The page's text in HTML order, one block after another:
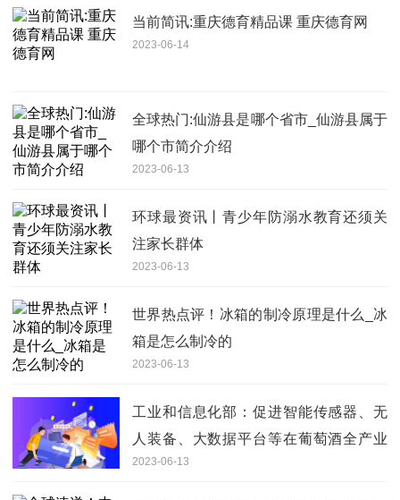
当前简讯:重庆德育精品课 重庆德育网
2023-06-14
全球热门:仙游县是哪个省市_仙游县属于
哪个市简介介绍
2023-06-13
环球最资讯丨青少年防溺水教育还须关
注家长群体
2023-06-13
世界热点评！冰箱的制冷原理是什么_冰
箱是怎么制冷的
2023-06-13
工业和信息化部：促进智能传感器、无
人装备、大数据平台等在葡萄酒全产业
链的推广应用 全球观速讯
2023-06-13